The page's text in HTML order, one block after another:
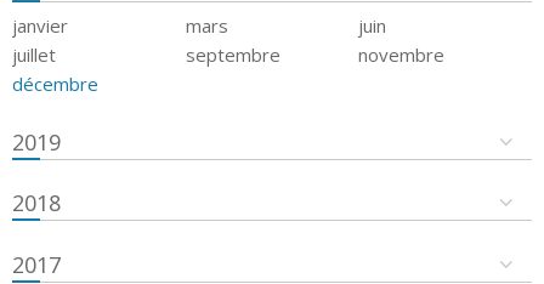
janvier mars
juin
juillet
septembre
novembre
décembre
2019
2018
2017